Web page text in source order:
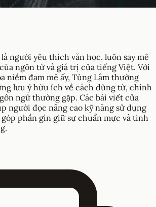
người yêu thích văn học, luôn say mê
ngôn từ và giá trị của tiếng Việt. Với
niềm đam mê ấy, Tùng Lâm thường
lưu ý hữu ích về cách dùng từ, chính
ngữ thường gặp. Các bài viết của
người đọc nâng cao kỹ năng sử dụng
phần gìn giữ sự chuẩn mực và tinh